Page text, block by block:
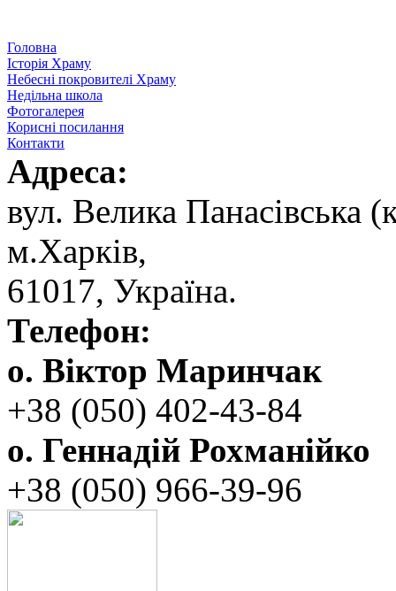
Головна
Історія Храму
Небесні покровителі Храму
Недільна школа
Фотогалерея
Корисні посилання
Контакти
Адреса:
вул. ‬Велика Панасівська
‬м.Харків,
‬61017, ‬Україна.‎
Телефон:
о. Віктор Маринчак
+38 (050)‭ 402-43-84
о. Геннадій Рохманійко
+38 (050)‭ ‬966-39-96